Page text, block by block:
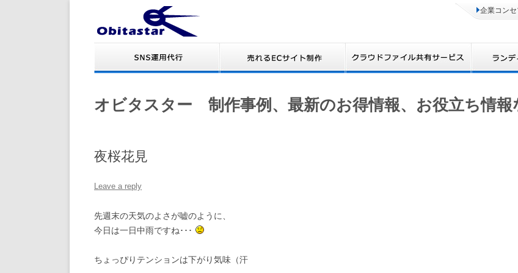
企業コンセ
オビタスター 制作事例、最新のお得情報、お役立ち情報
夜桜花見
Leave a reply
先週末の天気のよさが嘘のように、
今日は一日中雨ですね･･･
ちょっぴりテンションは下がり気味（汗